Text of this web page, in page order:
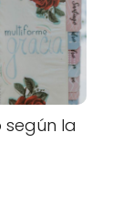
según la